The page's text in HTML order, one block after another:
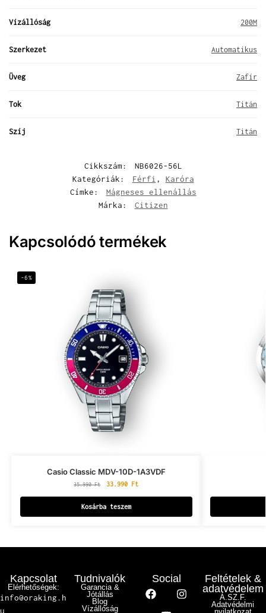
Vízállóság 200M
Szerkezet Automatikus
Üveg Zafír
Tok Titán
Szíj Titán
Cikkszám:
NB6026-56L
Kategóriák:
Férfi , Karóra
Címke:
Mágneses ellenállás
Márka:
Citizen
Kapcsolódó termékek
-6%
Casio Classic MDV-10D-1A3VDF
35.990Ft 33.990 Ft
Kosárba teszem
Kapcsolat
Elérhetőségek:
info@oraking.h
u
Tudnivalók
Garancia &
Jótállás
Blog
Vízállóság
Social
Feltételek &
adatvédelem
Á.SZ.F.
Adatvédelmi